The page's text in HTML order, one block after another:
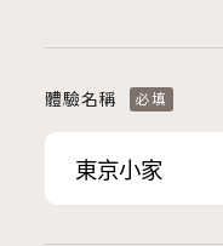
體驗名稱 必填